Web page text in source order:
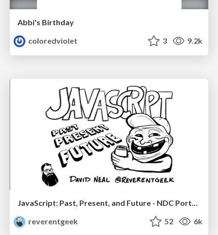
Abbi's Birthday
coloredviolet
3 9.2k
JavaScript: Past, Present, and Future - NDC Porto 2020
reverentgeek
52 6k